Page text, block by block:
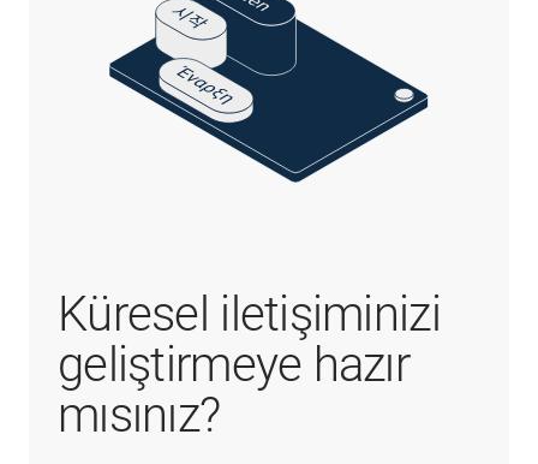
Küresel iletişiminizi
geliştirmeye hazır
mısınız?